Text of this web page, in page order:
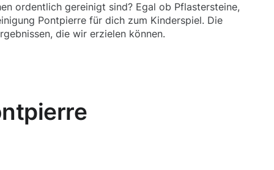
ordentlich gereinigt sind? Egal ob Pflastersteine,
Pontpierre für dich zum Kinderspiel. Die
die wir erzielen können.